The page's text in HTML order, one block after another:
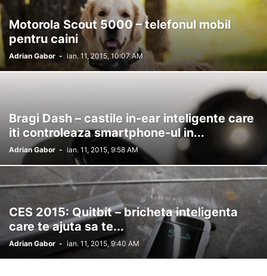
BLACK FRIDAY
Motorola Scout 5000 – telefonul mobil
pentru caini
Adrian Gabor - ian. 11, 2015, 10:07 AM
Bragi Dash – castile in-ear inteligente care
iti controleaza smartphone-ul in...
Adrian Gabor - ian. 11, 2015, 9:58 AM
CES 2015: Quitbit – bricheta inteligenta
care te ajuta sa te...
Adrian Gabor - ian. 11, 2015, 9:40 AM